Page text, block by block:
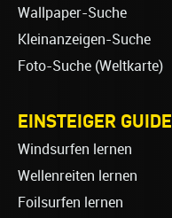
Wallpaper-Suche
Kleinanzeigen-Suche
Foto-Suche (Weltkarte)
EINSTEIGER GUIDE
Windsurfen lernen
Wellenreiten lernen
Foilsurfen lernen